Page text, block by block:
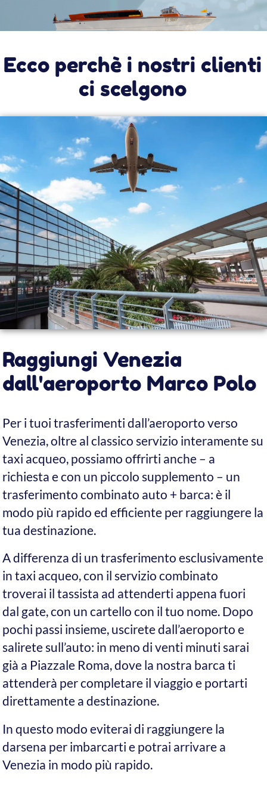
Murano, Burano e Torcello. Scopri le offerte che
ti abbiamo riservato per raggiungere queste tre
isole.
lavorazione del vetro, attraverso le decine di
fabbriche che ogni giorno sfornano veri e
sue case colorate, il suo campanile storto, i
pescatori che issano il pesce appena pescato e
le anziane signore che, generazione dopo
generazione, ricamano l'originale merletto
buranello, ridendo e chiacchierando mentre
lavorano con il proprio tombolo.
Infine a Torcello scoprirai le antiche origini di
Venezia, mentre passeggerai accanto al celebre
ponte del diavolo e ti siederai sul trono di Attila.